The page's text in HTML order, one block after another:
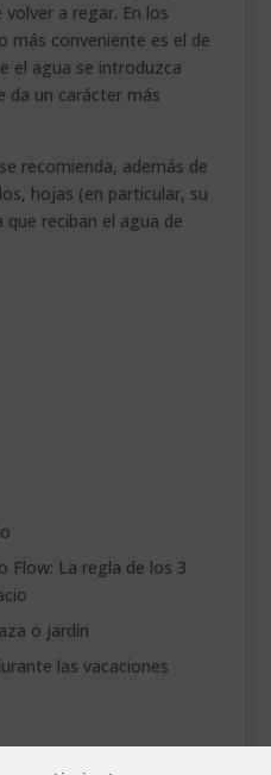
a regar. En los
más conveniente es el de
el agua se introduzca
da un carácter más
recomienda, además de
hojas (en particular, su
reciban el agua de
Flow: La regla de los 3
o jardín
las vacaciones